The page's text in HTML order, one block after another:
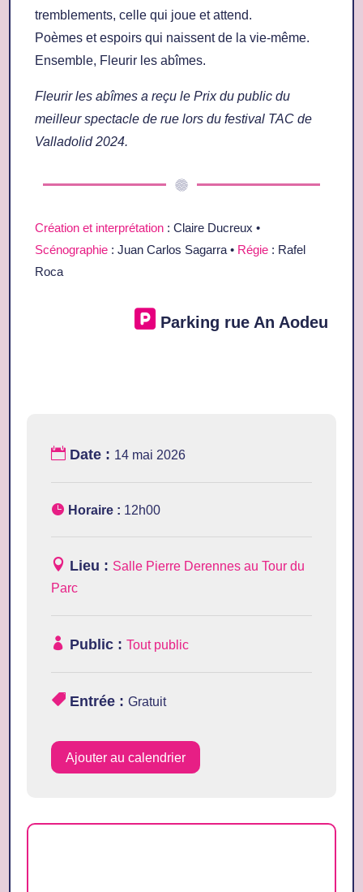
tremblements, celle qui joue et attend.
Poèmes et espoirs qui naissent de la vie-même.
Ensemble, Fleurir les abîmes.
Fleurir les abîmes a reçu le Prix du public du
meilleur spectacle de rue lors du festival TAC de
Valladolid 2024.
Création et interprétation: Claire Ducreux •
Scénographie : Juan Carlos Sagarra • Régie : Rafel
Roca
Parking rue An Aodeu
Date : 14 mai 2026
Horaire : 12h00
Lieu : Salle Pierre Derennes au Tour du
Parc
Public :Tout public
Entrée :Gratuit
Ajouter au calendrier